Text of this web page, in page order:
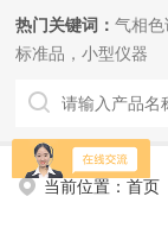
热门关键词：气相色
标准品，小型仪器
当前位置：首页